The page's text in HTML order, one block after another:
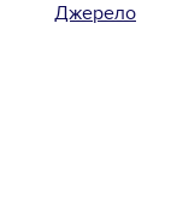
Джерело